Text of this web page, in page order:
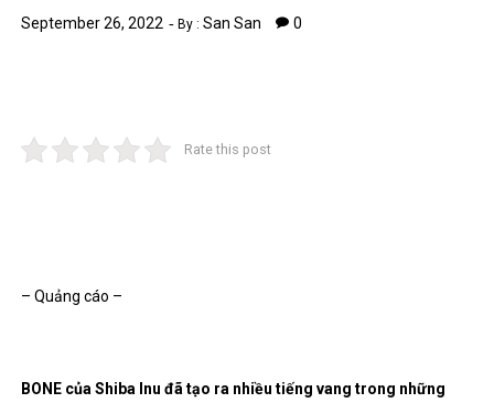
September 26, 2022 By :San San 0
Rate this post
– Quảng cáo –
BONE của Shiba Inu đã tạo ra nhiều tiếng vang trong những